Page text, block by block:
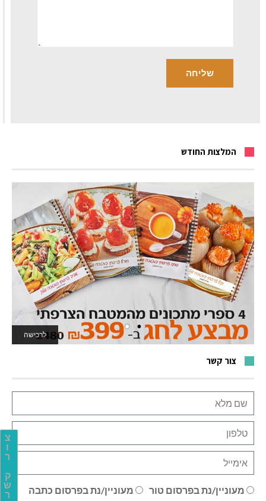
צ
ו
ר
ק
ש
ר
המלצות החודש
לרכישה
לאתר המשחקים
צור קשר
מעוניין/נת בפרסום טור
מעוניין/נת בפרסום כתבה